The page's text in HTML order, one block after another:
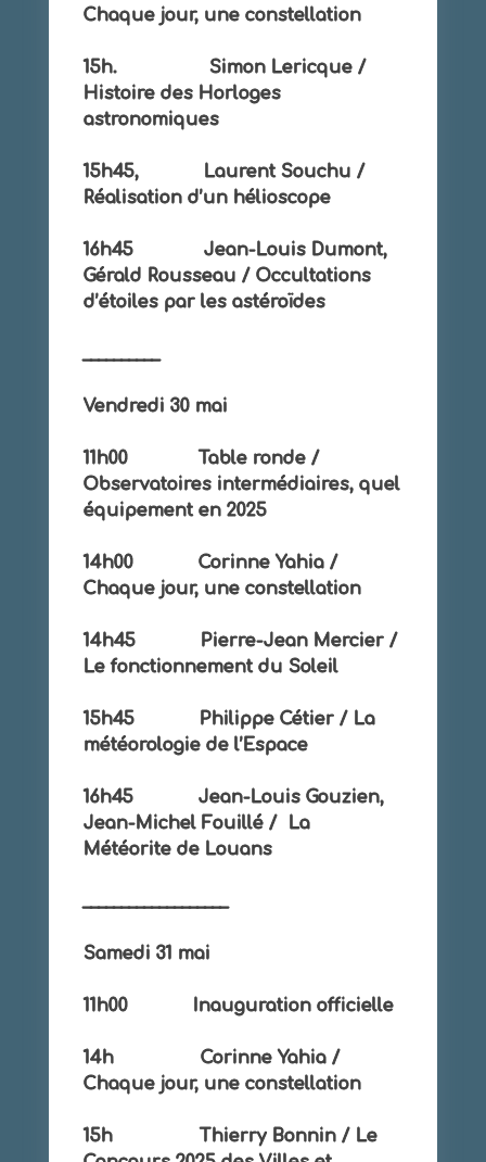
Chaque jour, une constellation
15h. Simon Lericque /
Histoire des Horloges
astronomiques
15h45, Laurent Souchu /
Réalisation d’un hélioscope
16h45 Jean-Louis Dumont,
Gérald Rousseau / Occultations
d’étoiles par les astéroïdes
Vendredi 30 mai
11h00 Table ronde /
Observatoires intermédiaires, quel
équipement en 2025
14h00 Corinne Yahia /
Chaque jour, une constellation
14h45 Pierre-Jean Mercier /
Le fonctionnement du Soleil
15h45 Philippe Cétier / La
météorologie de l’Espace
16h45 Jean-Louis Gouzien,
Jean-Michel Fouillé / La
Météorite de Louans
Samedi 31 mai
11h00 Inauguration officielle
14h Corinne Yahia /
Chaque jour, une constellation
15h Thierry Bonnin / Le